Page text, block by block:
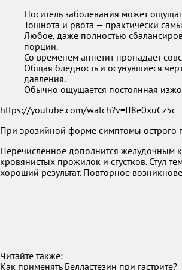
Носитель заболевания может
Тошнота и рвота — практически
Любое, даже полностью
порции.
Со временем аппетит пропадает
Общая бледность и осунувшиеся
давления.
Обычно ощущается постоянная
https://youtube.com/watch?v=IJ8e0xuCz5c
При эрозийной форме симптомы острого
Перечисленное дополнится желудочным
кровянистых прожилок и сгустков. Стул
хороший результат. Повторное
Читайте также:
Как применять Белластезин при гастрите?